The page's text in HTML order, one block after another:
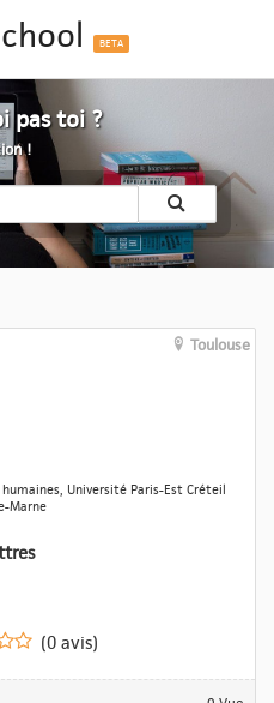
BETA
pas toi ?
!
Toulouse
Université Paris-Est Créteil
Marne
(0 avis)